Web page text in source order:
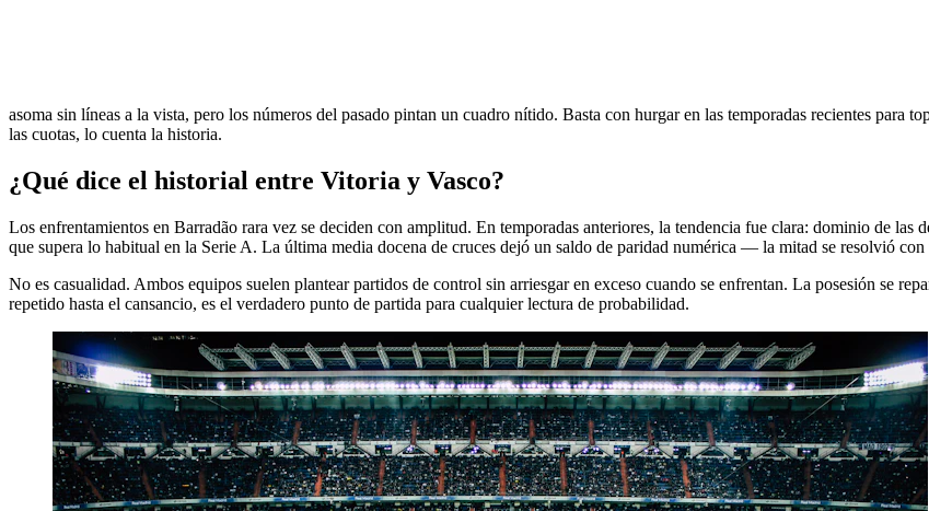
asoma sin líneas a la vista, pero los números del pasado pintan un cuadro nítido. Basta con hurgar en las temporadas recientes para
las cuotas, lo cuenta la historia.
¿Qué dice el historial entre Vitoria y Vasco?
Los enfrentamientos en Barradão rara vez se deciden con amplitud. En temporadas anteriores, la tendencia fue clara: dominio de las
que supera lo habitual en la Serie A. La última media docena de cruces dejó un saldo de paridad numérica — la mitad se resolvió
No es casualidad. Ambos equipos suelen plantear partidos de control sin arriesgar en exceso cuando se enfrentan. La posesión se
repetido hasta el cansancio, es el verdadero punto de partida para cualquier lectura de probabilidad.